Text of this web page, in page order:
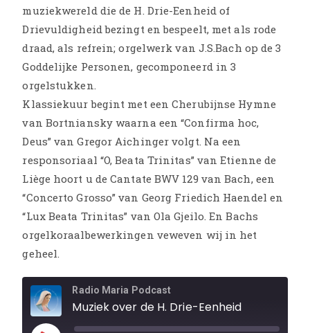
muziekwereld die de H. Drie-Eenheid of
Drievuldigheid bezingt en bespeelt, met als rode
draad, als refrein; orgelwerk van J.S.Bach op de 3
Goddelijke Personen, gecomponeerd in 3
orgelstukken.
Klassiekuur begint met een Cherubijnse Hymne
van Bortniansky waarna een “Confirma hoc,
Deus” van Gregor Aichinger volgt. Na een
responsoriaal “O, Beata Trinitas” van Etienne de
Liège hoort u de Cantate BWV 129 van Bach, een
“Concerto Grosso” van Georg Friedich Haendel en
“Lux Beata Trinitas” van Ola Gjeilo. En Bachs
orgelkoraalbewerkingen veweven wij in het
geheel.
Radio Maria Podcast
Muziek over de H. Drie-Eenheid